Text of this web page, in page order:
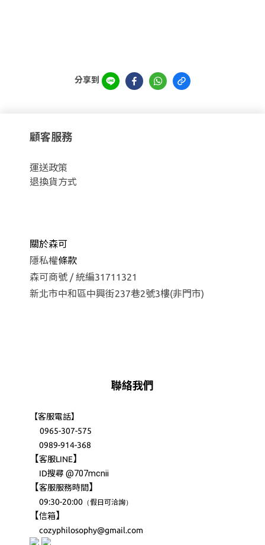
分享到
顧客服務
運送政策
退換貨方式
關於森可
隱私權條款
森可商號 / 統編31711321
新北市中和區中興街237巷2號3樓(非門市)
聯絡我們
【客服電話】
0965-307-575
0989-914-368
【客服LINE】
ID搜尋@707mcnii
【客服服務時間 】
09:30-20:00 （假日可洽詢）
【信箱】
cozyphilosophy@gmail.com